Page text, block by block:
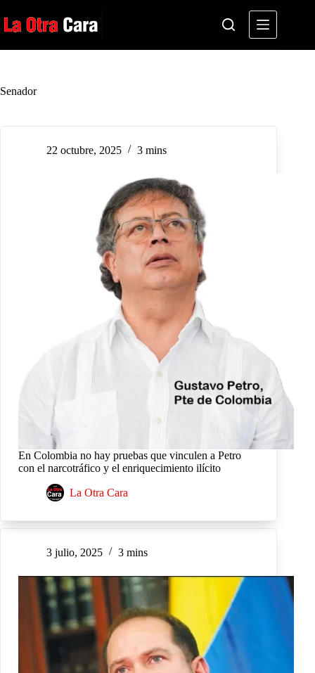
al
contenido
Senador
22 octubre, 2025 3 mins
En Colombia no hay pruebas que vinculen a Petro
con el narcotráfico y el enriquecimiento ilícito
La Otra Cara
3 julio, 2025 3 mins